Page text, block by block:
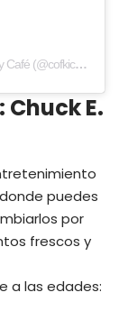
Una publicación compartida por Cofki Kid-Friendly Café (@cofkicafe)
E.
puedes
por
frescos y
a las edades: